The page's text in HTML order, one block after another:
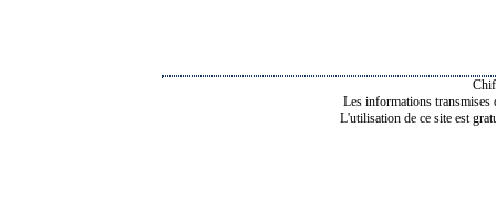
Les informations transmises
L'utilisation de ce site est